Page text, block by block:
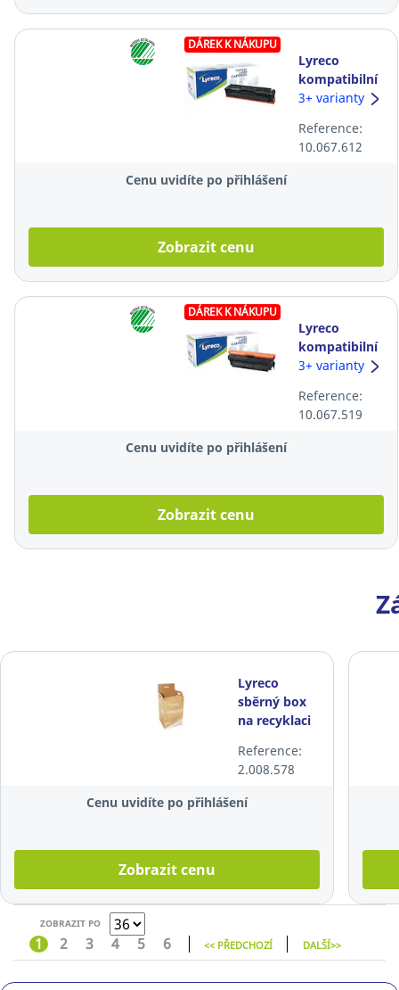
DÁREK K NÁKUPU
Lyreco
kompatibilní
toner HP
(CF403X),
magenta
3+ varianty
Reference:
10.067.612
Cenu uvidíte po přihlášení
Zobrazit cenu
DÁREK K NÁKUPU
Lyreco
kompatibilní
toner HP
(CF363A),
magenta
3+ varianty
Reference:
10.067.519
Cenu uvidíte po přihlášení
Zobrazit cenu
Lyreco
sběrný box
na recyklaci
tonerů a
inkoustů
Reference:
2.008.578
Cenu uvidíte po přihlášení
Zobrazit cenu
ZOBRAZIT PO
1 2 3 4 5 6 << PŘEDCHOZÍ DALŠÍ>>